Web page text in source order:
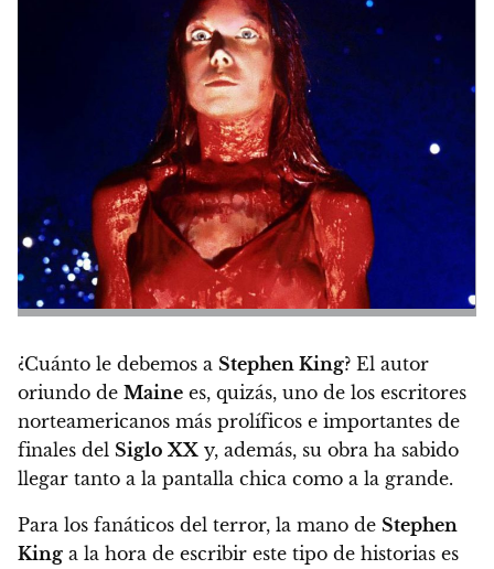
¿Cuánto le debemos a Stephen King? El autor
oriundo de Maine es, quizás, uno de los escritores
norteamericanos más prolíficos e importantes de
finales del Siglo XX y, además, su obra ha sabido
llegar tanto a la pantalla chica como a la grande.
Para los fanáticos del terror, la mano de Stephen
King a la hora de escribir este tipo de historias es